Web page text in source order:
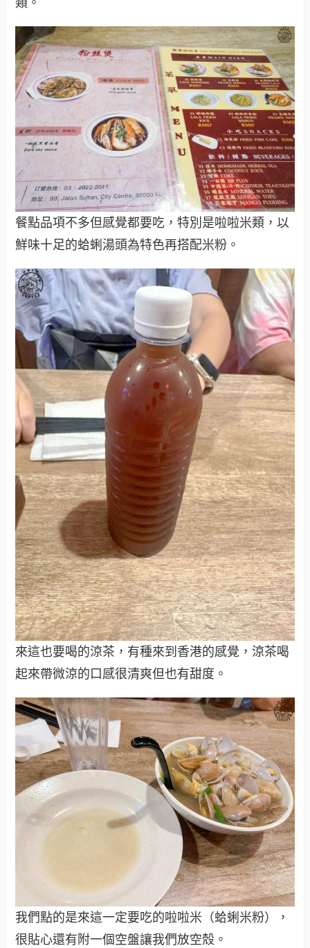
餐點品項不多但感覺都要吃，特別是啦啦米類，以
鮮味十足的蛤蜊湯頭為特色再搭配米粉。
來這也要喝的涼茶，有種來到香港的感覺，涼茶喝
起來帶微涼的口感很清爽但也有甜度。
我們點的是來這一定要吃的啦啦米（蛤蜊米粉），
很貼心還有附一個空盤讓我們放空殼。